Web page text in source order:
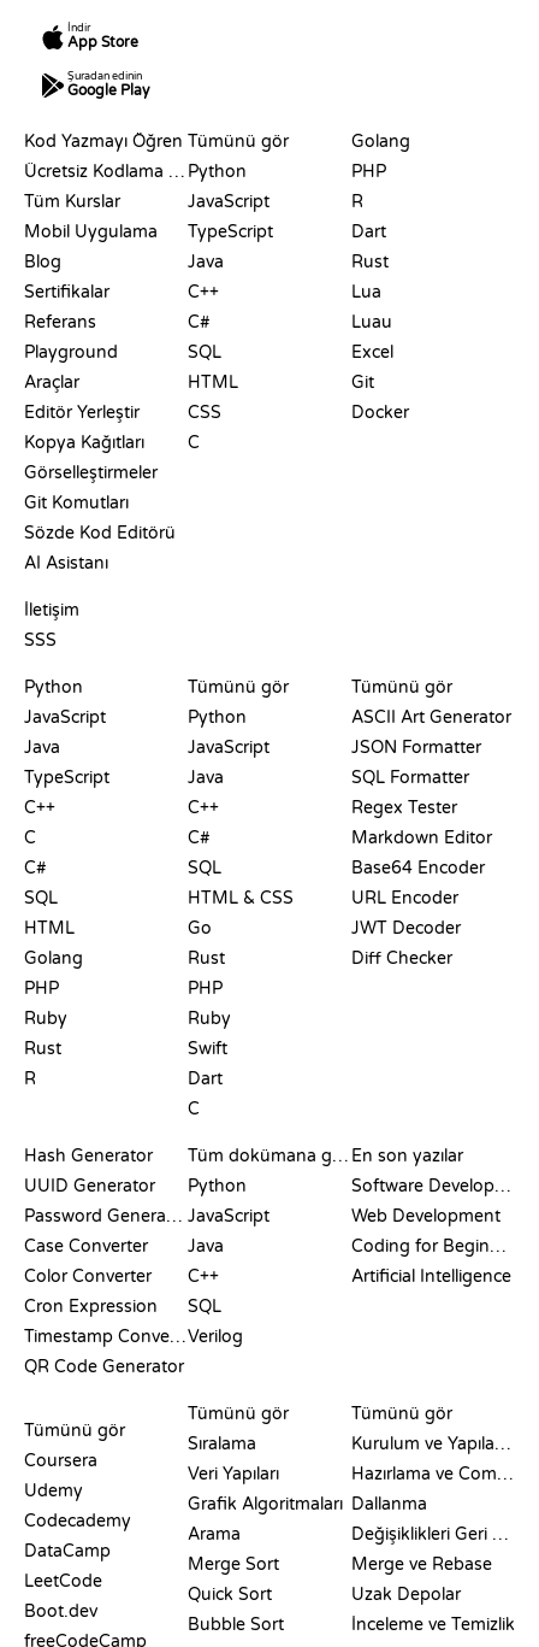
İndir
App Store
Şuradan edinin
Google Play
Kod Yazmayı Öğren
Ücretsiz Kodlama Siteleri
Tüm Kurslar
Mobil Uygulama
Blog
Sertifikalar
Referans
Playground
Araçlar
Editör Yerleştir
Kopya Kağıtları
Görselleştirmeler
Git Komutları
Sözde Kod Editörü
AI Asistanı
İletişim
SSS
Tümünü gör
Python
JavaScript
TypeScript
Java
C++
C#
SQL
HTML
CSS
C
Golang
PHP
R
Dart
Rust
Lua
Luau
Excel
Git
Docker
Python
JavaScript
Java
TypeScript
C++
C
C#
SQL
HTML
Golang
PHP
Ruby
Rust
R
Tümünü gör
Python
JavaScript
Java
C++
C#
SQL
HTML & CSS
Go
Rust
PHP
Ruby
Swift
Dart
C
Tümünü gör
ASCII Art Generator
JSON Formatter
SQL Formatter
Regex Tester
Markdown Editor
Base64 Encoder
URL Encoder
JWT Decoder
Diff Checker
Hash Generator
UUID Generator
Password Generator
Case Converter
Color Converter
Cron Expression
Timestamp Converter
QR Code Generator
Tüm dokümana göz at
Python
JavaScript
Java
C++
SQL
Verilog
En son yazılar
Software Development
Web Development
Coding for Beginners
Artificial Intelligence
KARŞILAŞTIRMALAR
Tümünü gör
Coursera
Udemy
Codecademy
DataCamp
LeetCode
Boot.dev
freeCodeCamp
Tümünü gör
Sıralama
Veri Yapıları
Grafik Algoritmaları
Arama
Merge Sort
Quick Sort
Bubble Sort
Tümünü gör
Kurulum ve Yapılandırma
Hazırlama ve Commit
Dallanma
Değişiklikleri Geri Alma
Merge ve Rebase
Uzak Depolar
İnceleme ve Temizlik